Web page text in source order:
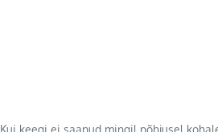
keegi ei saanud mingil põhjusel